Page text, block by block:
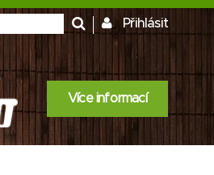
Přihlásit
Více informací